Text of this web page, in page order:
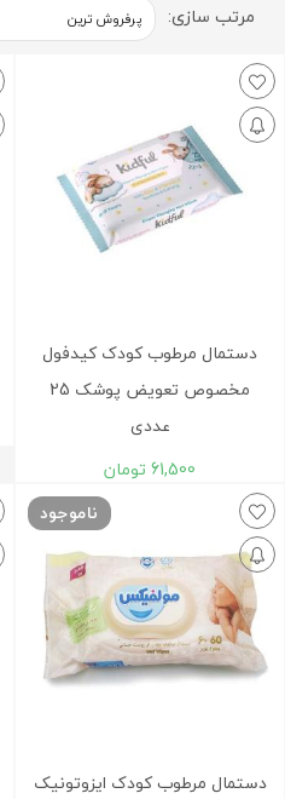
مرتب سازی:
دستمال مرطوب کودک کیدفول
مخصوص تعويض پوشک 25
عددی
61,500 تومان
ناموجود
دستمال مرطوب کودک ایزوتونیک